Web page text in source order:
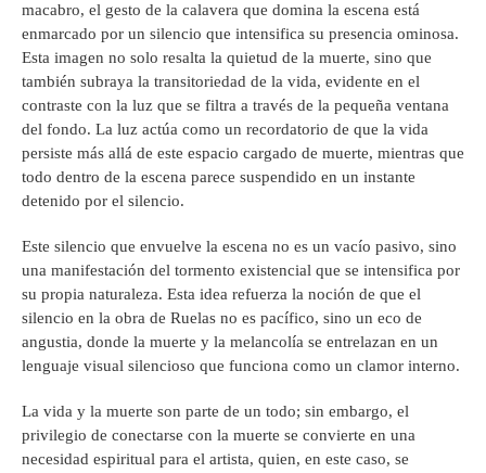
macabro, el gesto de la calavera que domina la escena está
enmarcado por un silencio que intensifica su presencia ominosa.
Esta imagen no solo resalta la quietud de la muerte, sino que
también subraya la transitoriedad de la vida, evidente en el
contraste con la luz que se filtra a través de la pequeña ventana
del fondo. La luz actúa como un recordatorio de que la vida
persiste más allá de este espacio cargado de muerte, mientras que
todo dentro de la escena parece suspendido en un instante
detenido por el silencio.
Este silencio que envuelve la escena no es un vacío pasivo, sino
una manifestación del tormento existencial que se intensifica por
su propia naturaleza. Esta idea refuerza la noción de que el
silencio en la obra de Ruelas no es pacífico, sino un eco de
angustia, donde la muerte y la melancolía se entrelazan en un
lenguaje visual silencioso que funciona como un clamor interno.
La vida y la muerte son parte de un todo; sin embargo, el
privilegio de conectarse con la muerte se convierte en una
necesidad espiritual para el artista, quien, en este caso, se